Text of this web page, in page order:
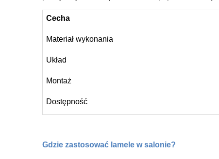
Cecha
Materiał wykonania
Układ
Montaż
Dostępność
Gdzie zastosować lamele w salonie?